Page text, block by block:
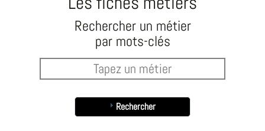
Rechercher un métier
par mots-clés
Rechercher